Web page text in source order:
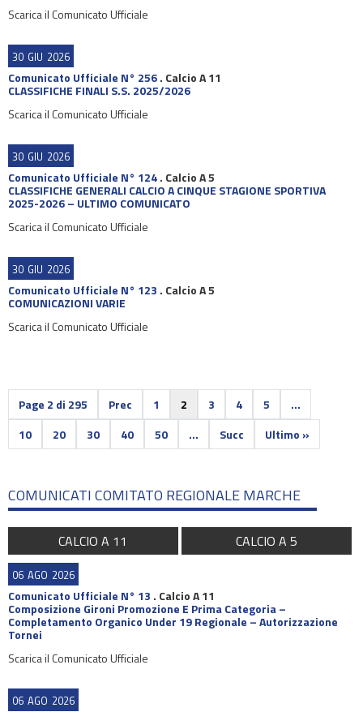
Scarica il Comunicato Ufficiale
30 GIU 2026
Comunicato Ufficiale N° 256. Calcio A 11
CLASSIFICHE FINALI S.S. 2025/2026
Scarica il Comunicato Ufficiale
30 GIU 2026
Comunicato Ufficiale N° 124. Calcio A 5
CLASSIFICHE GENERALI CALCIO A CINQUE STAGIONE SPORTIVA
2025-2026 – ULTIMO COMUNICATO
Scarica il Comunicato Ufficiale
30 GIU 2026
Comunicato Ufficiale N° 123 . Calcio A 5
COMUNICAZIONI VARIE
Scarica il Comunicato Ufficiale
Page 2 di 295 Prec 1 2 3 4 5
...
10
20 30 40 50 ... Succ Ultimo »
COMUNICATI COMITATO REGIONALE MARCHE
CALCIO A 11 CALCIO A 5
06 AGO 2026
Comunicato Ufficiale N° 13 . Calcio A 11
Composizione Gironi Promozione E Prima Categoria –
Completamento Organico Under 19 Regionale – Autorizzazione
Tornei
Scarica il Comunicato Ufficiale
06 AGO 2026